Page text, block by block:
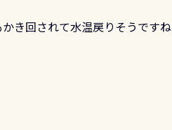
き回されて水温戻りそうですね